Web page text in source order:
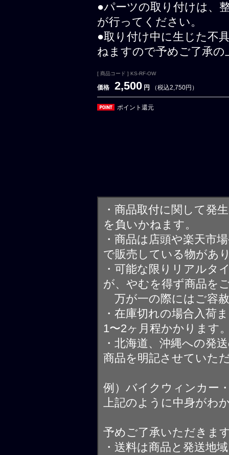
●パーツの取り付けは、
が行ってください。
●取り付け中に生じた不
ねますので予めご了承
[ 商品コード ] KS-RF-OW
価格 2,500 円 （税込2,750円）
ポイント還元
・商品取付に関して発
を負いかねます。
・商品は店頭や楽天市
で販売している物があ
・可能な限りリアルタ
が、やむを得ず商品を
万が一の際にはご容
・在庫切れの場合入荷
1〜2ヶ月程かかります
・北海道、沖縄への発
商品を明記させていた
例）バイクウィンカー
上記のように中身がわ
予めご了承いただきま
・送料は商品と発送地